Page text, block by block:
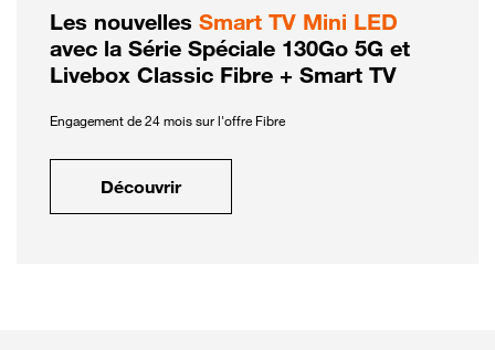
Les nouvelles Smart TV Mini LED
avec la Série Spéciale 130Go 5G et
Livebox Classic Fibre + Smart TV
Engagement de 24 mois sur l'offre Fibre
Découvrir